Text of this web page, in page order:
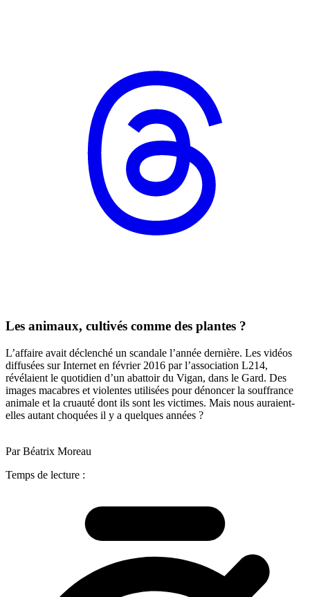
Les animaux, cultivés comme des plantes ?
L’affaire avait déclenché un scandale l’année dernière. Les vidéos
diffusées sur Internet en février 2016 par l’association L214,
révélaient le quotidien d’un abattoir du Vigan, dans le Gard. Des
images macabres et violentes utilisées pour dénoncer la souffrance
animale et la cruauté dont ils sont les victimes. Mais nous auraient-
elles autant choquées il y a quelques années ?
Par Béatrix Moreau
Temps de lecture :